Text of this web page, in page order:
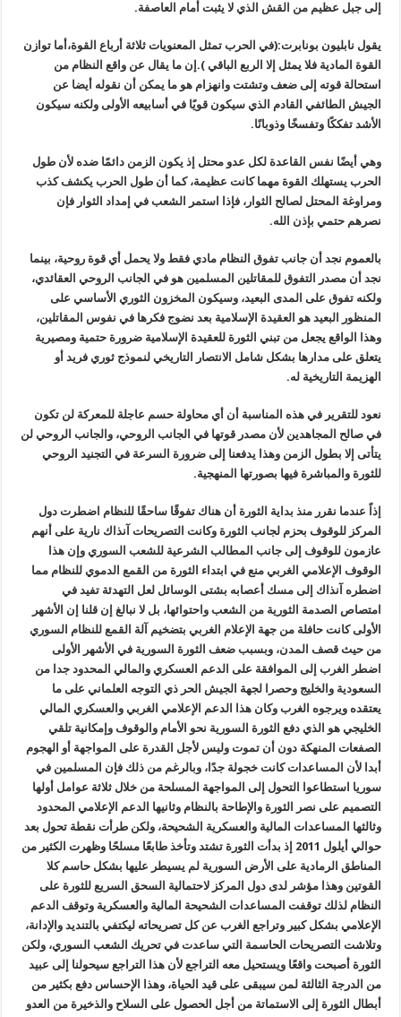
إلى جبل عظيم من القش الذي لا يثبت أمام العاصفة.
يقول نابليون بونابرت:(في الحرب تمثل المعنويات ثلاثة أرباع القوة،أما توازن
القوة المادية فلا يمثل إلا الربع الباقي ).إن ما يقال عن واقع النظام من
استحالة قوته إلى ضعف وتشتت وانهزام هو ما يمكن أن نقوله أيضا عن
الجيش الطائفي القادم الذي سيكون قويًا في أسابيعه الأولى ولكنه سيكون
الأشد تفككًا وتفسخًا وذوبانًا.
وهي أيضًا نفس القاعدة لكل عدو محتل إذ يكون الزمن دائمًا ضده لأن طول
الحرب يستهلك القوة مهما كانت عظيمة، كما أن طول الحرب يكشف كذب
ومراوغة المحتل لصالح الثوار، فإذا استمر الشعب في إمداد الثوار فإن
نصرهم حتمي بإذن الله.
بالعموم نجد أن جانب تفوق النظام مادي فقط ولا يحمل أي قوة روحية، بينما
نجد أن مصدر التفوق للمقاتلين المسلمين هو في الجانب الروحي العقائدي،
ولكنه تفوق على المدى البعيد، وسيكون المخزون الثوري الأساسي على
المنظور البعيد هو العقيدة الإسلامية بعد نضوج فكرها في نفوس المقاتلين،
وهذا الواقع يجعل من تبني الثورة للعقيدة الإسلامية ضرورة حتمية ومصيرية
يتعلق على مدارها بشكل شامل الانتصار التاريخي لنموذج ثوري فريد أو
الهزيمة التاريخية له.
نعود للتقرير في هذه المناسبة أن أي محاولة حسم عاجلة للمعركة لن تكون
في صالح المجاهدين لأن مصدر قوتها في الجانب الروحي، والجانب الروحي لن
يتأتى إلا بطول الزمن وهذا يدفعنا إلى ضرورة السرعة في التجنيد الروحي
للثورة والمباشرة فيها بصورتها المنهجية.
إذاً عندما نقرر منذ بداية الثورة أن هناك تفوقًا ساحقًا للنظام اضطرت دول
المركز للوقوف بحزم لجانب الثورة وكانت التصريحات آنذاك نارية على أنهم
عازمون للوقوف إلى جانب المطالب الشرعية للشعب السوري وإن هذا
الوقوف الإعلامي الغربي منع في ابتداء الثورة من القمع الدموي للنظام مما
اضطره آنذاك إلى مسك أعصابه بشتى الوسائل لعل التهدئة تفيد في
امتصاص الصدمة الثورية من الشعب واحتوائها، بل لا نبالغ إن قلنا إن الأشهر
الأولى كانت حافلة من جهة الإعلام الغربي بتضخيم آلة القمع للنظام السوري
من حيث قصف المدن، وبسبب ضعف الثورة السورية في الأشهر الأولى
اضطر الغرب إلى الموافقة على الدعم العسكري والمالي المحدود جدا من
السعودية والخليج وحصرا لجهة الجيش الحرذي التوجه العلماني على ما
يعتقده ويرجوه الغرب وكان هذا الدعم الإعلامي الغربي والعسكري المالي
الخليجي هو الذي دفع الثورة السورية نحو الأمام والوقوف وإمكانية تلقي
الصفعات المنهكة دون أن تموت وليس لأجل القدرة على المواجهة أو الهجوم
أبدا لأن المساعدات كانت خجولة جدًا، وبالرغم من ذلك فإن المسلمين في
سوريا استطاعوا التحول إلى المواجهة المسلحة من خلال ثلاثة عوامل أولها
التصميم على نصر الثورة والإطاحة بالنظام وثانيها الدعم الإعلامي المحدود
وثالثها المساعدات المالية والعسكرية الشحيحة، ولكن طرأت نقطة تحول بعد
حوالي أيلول 2011 إذ بدأت الثورة تشتد وتأخذ طابعًا مسلحًا وظهرت الكثير من
المناطق الرمادية على الأرض السورية لم يسيطر عليها بشكل حاسم كلا
القوتين وهذا مؤشر لدى دول المركز لاحتمالية السحق السريع للثورة على
النظام لذلك توقفت المساعدات الشحيحة المالية والعسكرية وتوقف الدعم
الإعلامي بشكل كبير وتراجع الغرب عن كل تصريحاته ليكتفي بالتنديد والإدانة،
وتلاشت التصريحات الحاسمة التي ساعدت في تحريك الشعب السوري، ولكن
الثورة أصبحت واقعًا ويستحيل معه التراجع لأن هذا التراجع سيحولنا إلى عبيد
من الدرجة الثالثة لمن سيبقى على قيد الحياة، وهذا الإحساس دفع بكثير من
أبطال الثورة إلى الاستماتة من أجل الحصول على السلاح والذخيرة من العدو